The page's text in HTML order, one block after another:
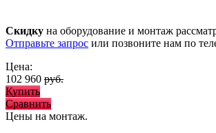
Скидку на оборудование и монтаж
Отправьте запрос или позвоните нам по
Цена:
102 960 руб.
Купить
Сравнить
Цены на монтаж.